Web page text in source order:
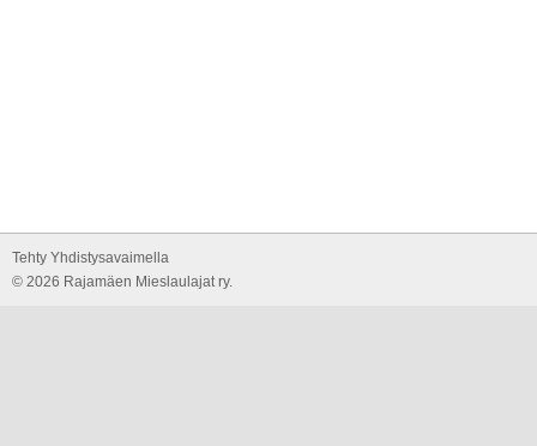
Tehty Yhdistysavaimella
© 2026 Rajamäen Mieslaulajat ry.